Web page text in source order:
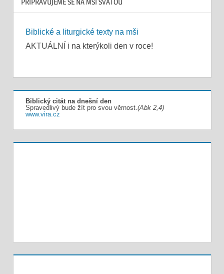
Biblické a liturgické texty na mši
AKTUÁLNÍ i na kterýkoli den v roce!
Biblický citát na dnešní den
Spravedlivý bude žít pro svou věrnost. (Abk 2,4)
www.vira.cz